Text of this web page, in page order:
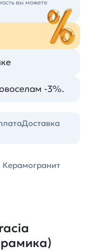
вы можете
-3%.
Доставка
Керамогранит